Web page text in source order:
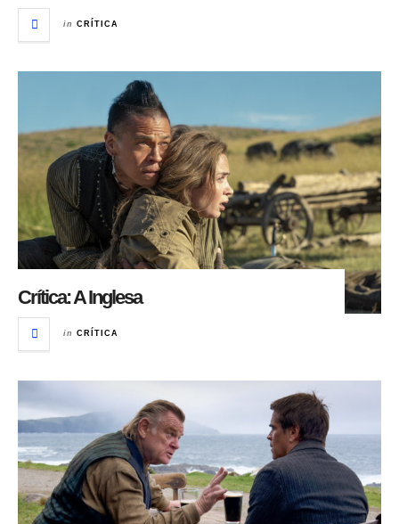
in CRÍTICA
Crítica: A Inglesa
in CRÍTICA